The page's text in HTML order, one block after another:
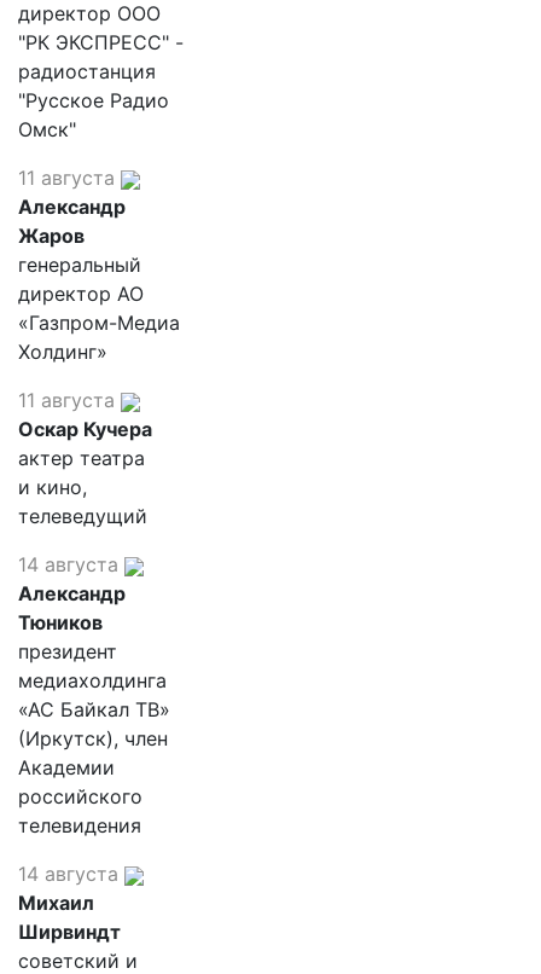
директор ООО
"РК ЭКСПРЕСС" -
радиостанция
"Русское Радио
Омск"
11 августа
Александр
Жаров
генеральный
директор АО
«Газпром-Медиа
Холдинг»
11 августа
Оскар Кучера
актер театра
и кино,
телеведущий
14 августа
Александр
Тюников
президент
медиахолдинга
«АС Байкал ТВ»
(Иркутск), член
Академии
российского
телевидения
14 августа
Михаил
Ширвиндт
советский и